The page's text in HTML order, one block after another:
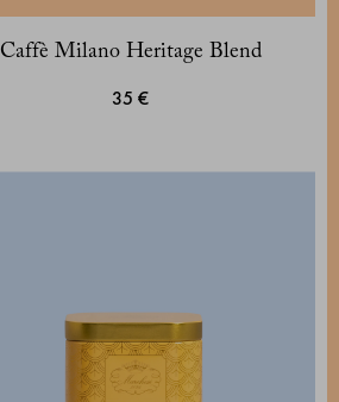
Caffè Milano Heritage Blend
35 €